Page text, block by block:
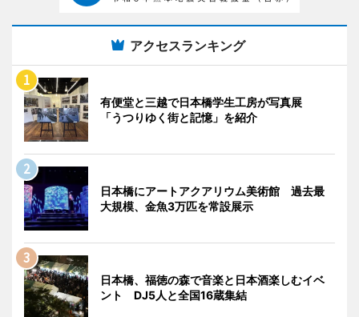
アクセスランキング
有便堂と三越で日本橋学生工房が写真展
「うつりゆく街と記憶」を紹介
日本橋にアートアクアリウム美術館 過去最
大規模、金魚3万匹を常設展示
日本橋、福徳の森で音楽と日本酒楽しむイベ
ント DJ5人と全国16蔵集結